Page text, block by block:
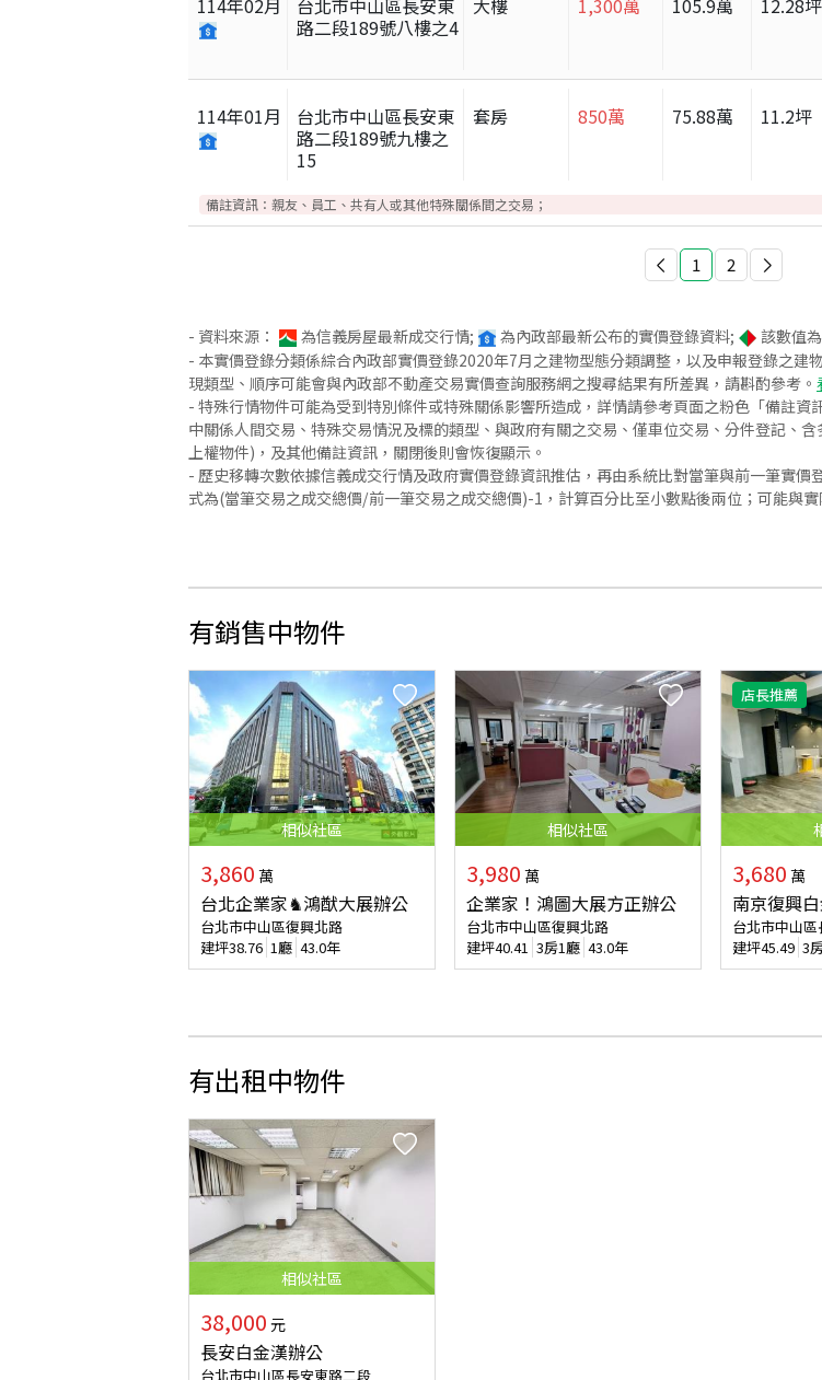
114年02月
台北市中山區長安東
路二段189號八樓之4
大樓 1,300萬 105.9萬 12.28坪
114年01月
台北市中山區長安東
路二段189號九樓之
15
套房 850萬 75.88萬 11.2坪
備註資訊： 親友、員工、共有人或其他特殊關係間之交易；
1 2
- 資料來源： 為信義房屋最新成交行情; 為內政部最新公布的實價登錄資料; 該數值
- 本實價登錄分類係綜合內政部實價登錄2020年7月之建物型態分類調整，以及申報登錄之建
現類型、順序可能會與內政部不動產交易實價查詢服務網之搜尋結果有所差異，請斟酌參考。
- 特殊行情物件可能為受到特別條件或特殊關係影響所造成，詳情請參考頁面之粉色「備註
中關係人間交易、特殊交易情況及標的類型、與政府有關之交易、僅車位交易、分件登記、
上權物件)，及其他備註資訊，關閉後則會恢復顯示。
- 歷史移轉次數依據信義成交行情及政府實價登錄資訊推估，再由系統比對當筆與前一筆實
式為(當筆交易之成交總價/前一筆交易之成交總價)-1，計算百分比至小數點後兩位；可能與
有銷售中物件
相似社區
3,860 萬
台北企業家♞鴻猷大展辦公
台北市中山區復興北路
建坪38.76 1廳 43.0年
相似社區
3,980 萬
企業家！鴻圖大展方正辦公
台北市中山區復興北路
建坪40.41 3房1廳 43.0年
店長推薦
3,680 萬
南京復興
台北市中山
建坪45.49 3
有出租中物件
相似社區
38,000 元
長安白金漢辦公
台北市中山區長安東路二段